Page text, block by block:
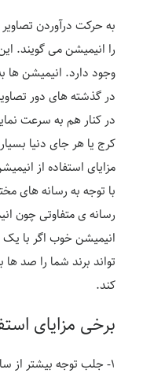
به حرکت درآوردن تصاویر
را انیمیشن می گویند.
وجود دارد. انیمیشن
در گذشته های دور
در کنار هم به سرعت
کرج یا هر جای دنیا
مزایای استفاده از
با توجه به رسانه های
رسانه ی متفاوتی چون
انیمیشن خوب اگر با
تواند برند شما را صد ها
کند.
برخی مزایای
۱- جلب توجه بیشتر از سایر رسانه ها